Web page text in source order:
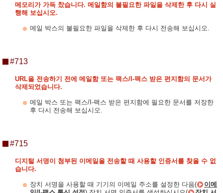
메모리가 가득 찼습니다. 메일함의 불필요한 파일을 삭제한 후 다시 실
행해 보십시오.
메일 박스의 불필요한 파일을 삭제한 후 다시 전송해 보십시오.
#713
URL을 전송하기 전에 메일함 또는 팩스/I-팩스 받은 편지함의 문서가
삭제되었습니다.
메일 박스 또는 팩스/I-팩스 받은 편지함에 필요한 문서를 저장한
후 다시 전송해 보십시오.
#715
디지털 서명이 첨부된 이메일을 전송할 때 사용할 인증서를 찾을 수 없
습니다.
장치 서명을 사용할 때 기기의 이메일 주소를 설정한 다음(
이메